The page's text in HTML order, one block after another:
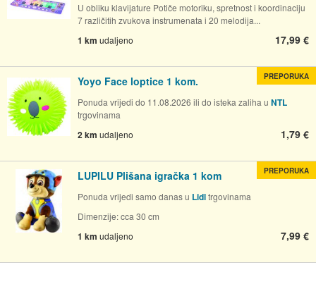
U obliku klavijature Potiče motoriku, spretnost i koordinaciju
7 različitih zvukova instrumenata i 20 melodija...
1 km udaljeno 17,99 €
Yoyo Face loptice 1 kom.
Ponuda vrijedi do 11.08.2026 ili do isteka zaliha u NTL
trgovinama
2 km udaljeno 1,79 €
PREPORUKA
LUPILU Plišana igračka 1 kom
Ponuda vrijedi samo danas u Lidltrgovinama
Dimenzije: cca 30 cm
1 km udaljeno 7,99 €
PREPORUKA